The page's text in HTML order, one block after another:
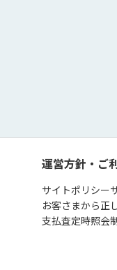
運営方針・ご
サイトポリシー
お客さまから正
支払査定時照会